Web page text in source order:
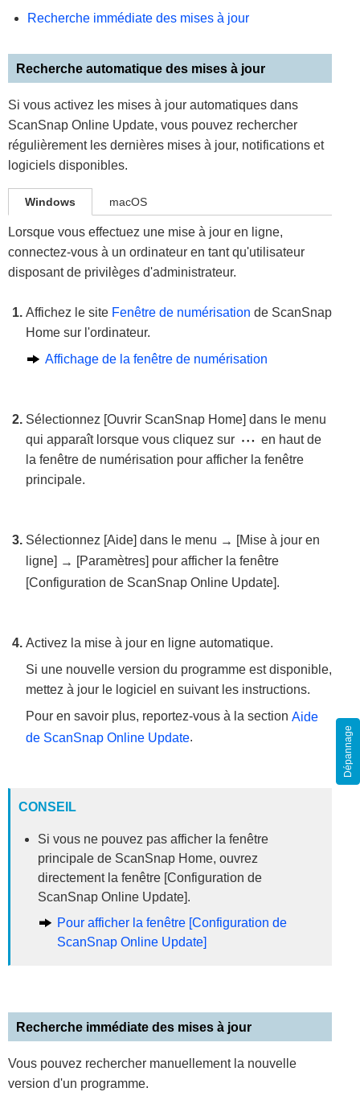
Recherche immédiate des mises à jour
Recherche automatique des mises à jour
Si vous activez les mises à jour automatiques dans
ScanSnap Online Update, vous pouvez rechercher
régulièrement les dernières mises à jour, notifications et
logiciels disponibles.
Windows
Lorsque vous effectuez une mise à jour en ligne,
connectez-vous à un ordinateur en tant qu'utilisateur
disposant de privilèges d'administrateur.
Affichez le site Fenêtre de numérisation de ScanSnap
Home sur l'ordinateur.
Affichage de la fenêtre de numérisation
Sélectionnez [Ouvrir ScanSnap Home] dans le menu
qui apparaît lorsque vous cliquez sur
en haut de
la fenêtre de numérisation pour afficher la fenêtre
principale.
Sélectionnez [Aide] dans le menu → [Mise à jour en
ligne] → [Paramètres] pour afficher la fenêtre
[Configuration de ScanSnap Online Update].
Activez la mise à jour en ligne automatique.
Si une nouvelle version du programme est disponible,
mettez à jour le logiciel en suivant les instructions.
Pour en savoir plus, reportez-vous à la section Aide
de ScanSnap Online Update.
CONSEIL
Si vous ne pouvez pas afficher la fenêtre
principale de ScanSnap Home, ouvrez
directement la fenêtre [Configuration de
ScanSnap Online Update].
Pour afficher la fenêtre [Configuration de
ScanSnap Online Update]
macOS
Recherche immédiate des mises à jour
Vous pouvez rechercher manuellement la nouvelle
version d'un programme.
Dépannage